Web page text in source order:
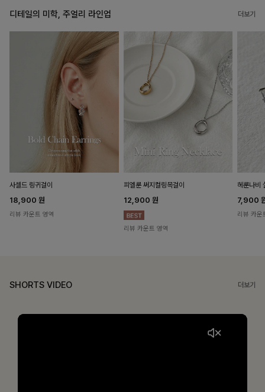
디테일의 미학, 주얼리 라인업 더보기
사셀드 링귀걸이
18,900 원
리뷰 카운트 영역
피엘룬 써지컬링목걸이
12,900 원
리뷰 카운트 영역
헤룬나비
7,900
리뷰 카운
SHORTS VIDEO 더보기